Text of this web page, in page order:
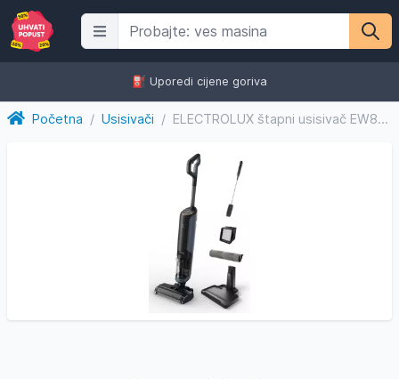
⛽️ Uporedi cijene goriva
Početna / Usisivači / ELECTROLUX štapni usisivač EW81U3DB 800 Wet&Dry, vrijeme rad...